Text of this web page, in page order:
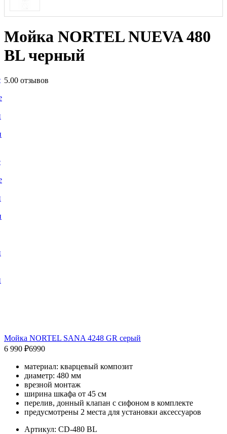
Мойка NORTEL NUEVA 480
BL черный
5.00 отзывов
Мойка NORTEL SANA 4248 GR серый
6 990 ₽6990
материал: кварцевый композит
диаметр: 480 мм
врезной монтаж
ширина шкафа от 45 см
перелив, донный клапан с сифоном в комплекте
предусмотрены 2 места для установки аксессуаров
Артикул: CD-480 BL